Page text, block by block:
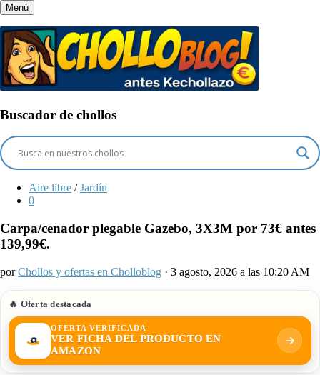
Menú
Buscador de chollos
Aire libre / Jardín
0
Carpa/cenador plegable Gazebo, 3X3M por 73€ antes
139,99€.
porChollos y ofertas en Cholloblog · 3 agosto, 2026 a las 10:20 AM
🔥 Oferta destacada
OFERTA VERIFICADA
VER FICHA DEL PRODUCTO EN
AMAZON